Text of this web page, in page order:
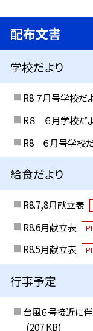
配布文書
学校だより
R8 ７月号学校だ
R８ ６月学校だ
R8 ６月号学校
給食だより
R8.7,8月献立表
R8.6月献立表
R8.5月献立表
行事予定
台風６号接近に
(207 KB)